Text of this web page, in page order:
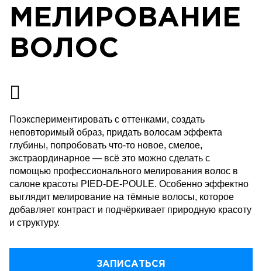
МЕЛИРОВАНИЕ
ВОЛОС
Поэкспериментировать с оттенками, создать
неповторимый образ, придать волосам эффекта
глубины, попробовать что-то новое, смелое,
экстраординарное — всё это можно сделать с
помощью профессионального мелирования волос в
салоне красоты PIED-DE-POULE. Особенно эффектно
выглядит мелирование на тёмные волосы, которое
добавляет контраст и подчёркивает природную красоту
и структуру.
ЗАПИСАТЬСЯ